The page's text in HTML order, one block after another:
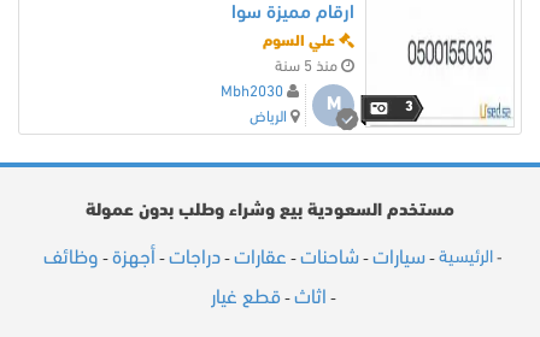
3
ارقام مميزة سوا
علي السوم
منذ 5 سنة
M
Mbh2030
الرياض
مستخدم السعودية بيع وشراء وطلب بدون عمولة
- الرئيسية - سيارات - شاحنات - عقارات - دراجات - أجهزة - وظائف
- اثاث -قطع غيار